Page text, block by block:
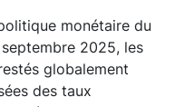
monétaire du
2025, les
globalement
des taux